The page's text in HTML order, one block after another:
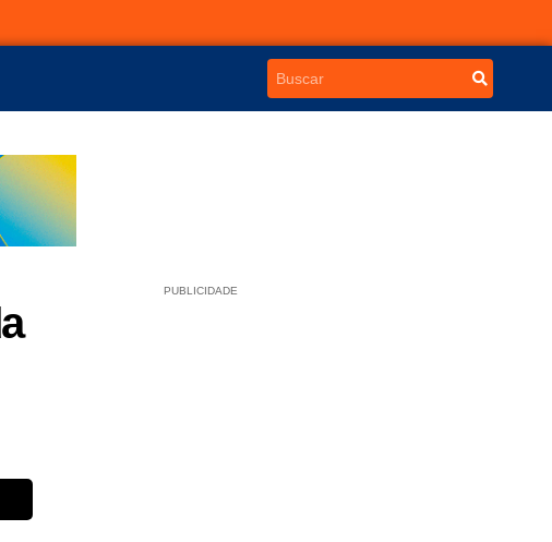
PUBLICIDADE